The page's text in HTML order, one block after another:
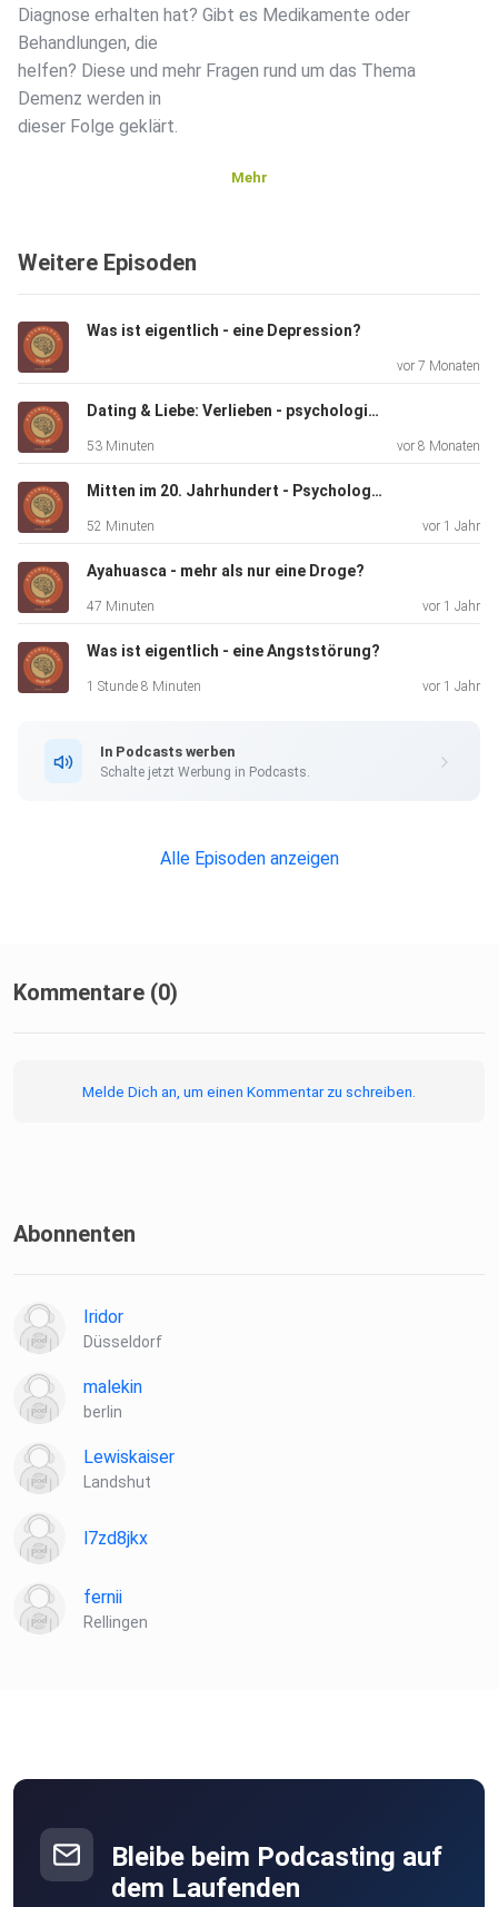
Diagnose erhalten hat? Gibt es Medikamente oder
Behandlungen, die
helfen? Diese und mehr Fragen rund um das Thema
Demenz werden in
dieser Folge geklärt.
Folgt uns gerne bei Instagram, für mehr Einblicke in unsere
Themen: Psychologie.undso
Für mehr Informationen zum Thema Demenz:
https://www.alzheimer-forschung.de/
https://www.wegweiser-demenz.de/
Mehr
Weitere Episoden
Was ist eigentlich - eine Depression?
vor 7 Monaten
Dating & Liebe: Verlieben - psychologisch erklärt
53 Minuten vor 8 Monaten
Mitten im 20. Jahrhundert - Psychologie im Wandel
52 Minuten vor 1 Jahr
Ayahuasca - mehr als nur eine Droge?
47 Minuten vor 1 Jahr
Was ist eigentlich - eine Angststörung?
1 Stunde 8 Minuten vor 1 Jahr
In Podcasts werben
Schalte jetzt Werbung in Podcasts.
Alle Episoden anzeigen
Kommentare (0)
Melde Dich an, um einen Kommentar zu schreiben.
Abonnenten
Iridor
Düsseldorf
malekin
berlin
Lewiskaiser
Landshut
l7zd8jkx
fernii
Rellingen
Bleibe beim Podcasting auf
dem Laufenden